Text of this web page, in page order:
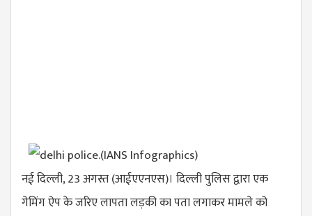
नई दिल्ली, 23 अगस्त (आईएएनएस)। दिल्ली पुलिस द्वारा एक
गेमिंग ऐप के जरिए लापता लड़की का पता लगाकर मामले को